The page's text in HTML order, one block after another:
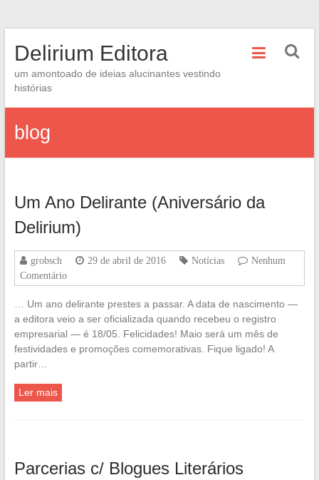
Delirium Editora
um amontoado de ideias alucinantes vestindo
histórias
blog
Um Ano Delirante (Aniversário da
Delirium)
grobsch 29 de abril de 2016 Notícias
Nenhum
Comentário
… Um ano delirante prestes a passar. A data de nascimento —
a editora veio a ser oficializada quando recebeu o registro
empresarial — é 18/05. Felicidades! Maio será um mês de
festividades e promoções comemorativas. Fique ligado! A
partir…
Ler mais
Parcerias c/ Blogues Literários